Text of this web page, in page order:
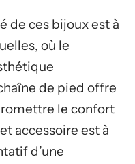
de ces bijoux est à
où le
de pied offre
le confort
accessoire est à
d’une